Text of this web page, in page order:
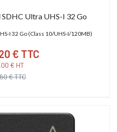
Ultra UHS-I 32 Go
I 32 Go (Class 10/UHS-I/120MB)
€ TTC
€ HT
€ TTC